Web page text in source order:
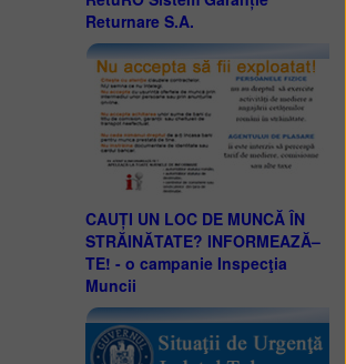
Returnare S.A.
CAUȚI UN LOC DE MUNCĂ ÎN
STRĂINĂTATE? INFORMEAZĂ–
TE! - o campanie Inspecţia
Muncii